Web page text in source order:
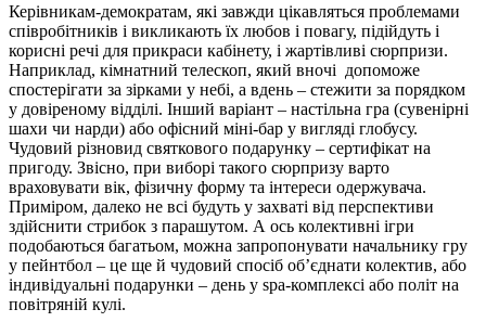
Керівникам-демократам, які завжди цікавляться проблемами
співробітників і викликають їх любов і повагу, підійдуть і
корисні речі для прикраси кабінету, і жартівливі сюрпризи.
Наприклад, кімнатний телескоп, який вночі допоможе
спостерігати за зірками у небі, а вдень – стежити за порядком
у довіреному відділі. Інший варіант – настільна гра (сувенірні
шахи чи нарди) або офісний міні-бар у вигляді глобусу.
Чудовий різновид святкового подарунку – сертифікат на
пригоду. Звісно, при виборі такого сюрпризу варто
враховувати вік, фізичну форму та інтереси одержувача.
Приміром, далеко не всі будуть у захваті від перспективи
здійснити стрибок з парашутом. А ось колективні ігри
подобаються багатьом, можна запропонувати начальнику гру
у пейнтбол – це ще й чудовий спосіб об’єднати колектив, або
індивідуальні подарунки – день у spa-комплексі або політ на
повітряній кулі.